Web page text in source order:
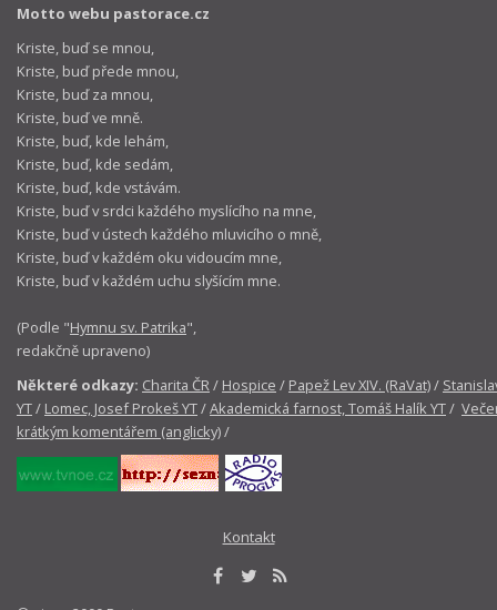
Motto webu pastorace.cz
Kriste, buď se mnou,
Kriste, buď přede mnou,
Kriste, buď za mnou,
Kriste, buď ve mně.
Kriste, buď, kde lehám,
Kriste, buď, kde sedám,
Kriste, buď, kde vstávám.
Kriste, buď v srdci každého myslícího na mne,
Kriste, buď v ústech každého mluvicího o mně,
Kriste, buď v každém oku vidoucím mne,
Kriste, buď v každém uchu slyšícím mne.
(Podle "Hymnu sv. Patrika",
redakčně upraveno)
Některé odkazy: Charita ČR/ Hospice / Papež Lev XIV. (RaVat)/
YT/ Lomec, Josef Prokeš YT/Akademická farnost, Tomáš Halík YT/
krátkým komentářem (anglicky)/
Kontakt